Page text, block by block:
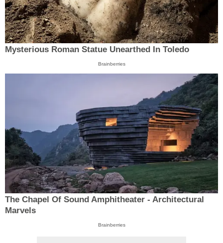
Mysterious Roman Statue Unearthed In Toledo
Brainberries
The Chapel Of Sound Amphitheater - Architectural
Marvels
Brainberries